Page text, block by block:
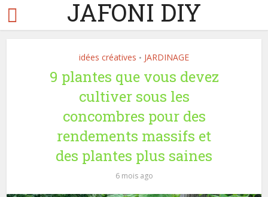
JAFONI DIY
idées créatives • JARDINAGE
9 plantes que vous devez
cultiver sous les
concombres pour des
rendements massifs et
des plantes plus saines
6 mois ago